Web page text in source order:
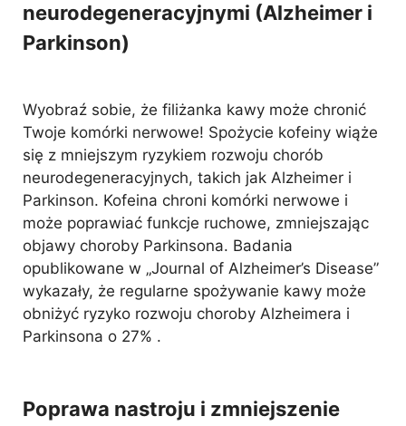
neurodegeneracyjnymi (Alzheimer i
Parkinson)
Wyobraź sobie, że filiżanka kawy może chronić
Twoje komórki nerwowe! Spożycie kofeiny wiąże
się z mniejszym ryzykiem rozwoju chorób
neurodegeneracyjnych, takich jak Alzheimer i
Parkinson. Kofeina chroni komórki nerwowe i
może poprawiać funkcje ruchowe, zmniejszając
objawy choroby Parkinsona. Badania
opublikowane w „Journal of Alzheimer’s Disease”
wykazały, że regularne spożywanie kawy może
obniżyć ryzyko rozwoju choroby Alzheimera i
Parkinsona o 27% .
Poprawa nastroju i zmniejszenie